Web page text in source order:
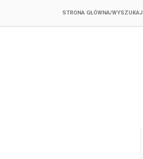
STRONA GŁÓWNA/WYSZUKAJ